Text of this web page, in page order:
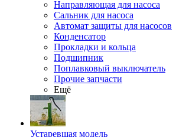
Направляющая для насоса
Сальник для насоса
Автомат защиты для насосов
Конденсатор
Прокладки и кольца
Подшипник
Поплавковый выключатель
Прочие запчасти
Ещё
Устаревшая модель